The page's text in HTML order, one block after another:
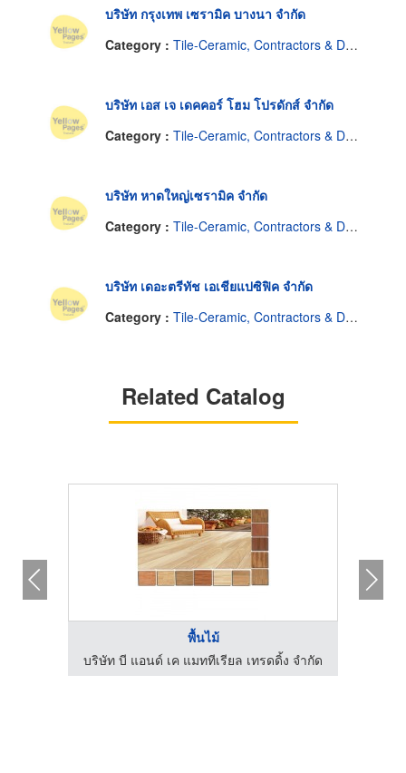
บริษัท กรุงเทพ เซรามิค บางนา จำกัด
Category : Tile-Ceramic, Contractors & Dealers
บริษัท เอส เจ เดคคอร์ โฮม โปรดักส์ จำกัด
Category : Tile-Ceramic, Contractors & Dealers
บริษัท หาดใหญ่เซรามิค จำกัด
Category : Tile-Ceramic, Contractors & Dealers
บริษัท เดอะตรีทัช เอเชียแปซิฟิค จำกัด
Category : Tile-Ceramic, Contractors & Dealers
Related Catalog
พื้นไม้
บริษัท บี แอนด์ เค แมททีเรียล เทรดดิ้ง จำกัด